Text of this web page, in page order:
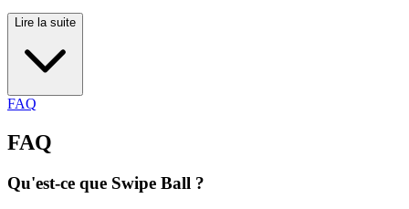
Lire la suite
FAQ
FAQ
Qu'est-ce que Swipe Ball ?